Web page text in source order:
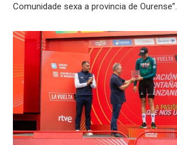
Comunidade sexa a provincia de Ourense”.